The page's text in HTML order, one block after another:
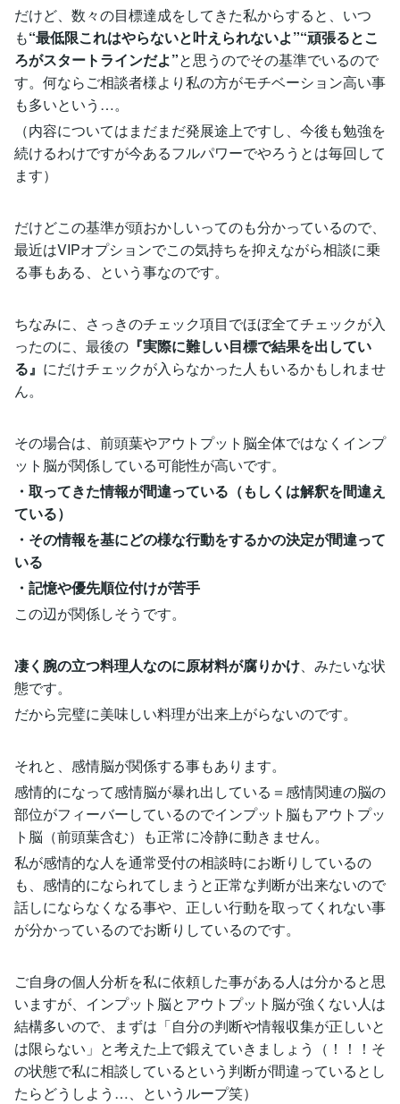
だけど、数々の目標達成をしてきた私からすると、いつ
も“最低限これはやらないと叶えられないよ”“頑張るとこ
ろがスタートラインだよ”と思うのでその基準でいるので
す。何ならご相談者様より私の方がモチベーション高い事
も多いという…。
（内容についてはまだまだ発展途上ですし、今後も勉強を
続けるわけですが今あるフルパワーでやろうとは毎回して
ます）
だけどこの基準が頭おかしいってのも分かっているので、
最近はVIPオプションでこの気持ちを抑えながら相談に乗
る事もある、という事なのです。
ちなみに、さっきのチェック項目でほぼ全てチェックが入
ったのに、最後の 『実際に難しい目標で結果を出してい
る』 にだけチェックが入らなかった人もいるかもしれませ
ん。
その場合は、前頭葉やアウトプット脳全体ではなくインプ
ット脳が関係している可能性が高いです。
・取ってきた情報が間違っている（もしくは解釈を間違え
ている）
・その情報を基にどの様な行動をするかの決定が間違って
いる
・記憶や優先順位付けが苦手
この辺が関係しそうです。
凄く腕の立つ料理人なのに原材料が腐りかけ、みたいな状
態です。
だから完璧に美味しい料理が出来上がらないのです。
それと、感情脳が関係する事もあります。
感情的になって感情脳が暴れ出している＝感情関連の脳の
部位がフィーバーしているのでインプット脳もアウトプッ
ト脳（前頭葉含む）も正常に冷静に動きません。
私が感情的な人を通常受付の相談時にお断りしているの
も、感情的になられてしまうと正常な判断が出来ないので
話しにならなくなる事や、正しい行動を取ってくれない事
が分かっているのでお断りしているのです。
ご自身の個人分析を私に依頼した事がある人は分かると思
いますが、インプット脳とアウトプット脳が強くない人は
結構多いので、まずは「自分の判断や情報収集が正しいと
は限らない」と考えた上で鍛えていきましょう（！！！そ
の状態で私に相談しているという判断が間違っているとし
たらどうしよう…、というループ笑）